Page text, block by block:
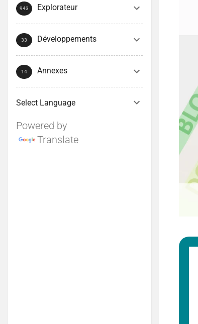
Explorateur
Développements
Annexes
Powered by
Translate